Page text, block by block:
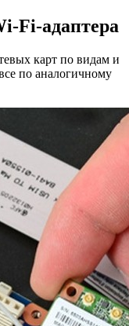
Fi-адаптера
карт по видам и
по аналогичному